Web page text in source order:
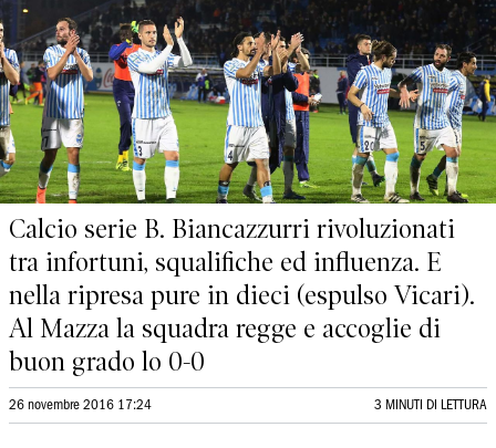
Calcio serie B. Biancazzurri rivoluzionati
tra infortuni, squalifiche ed influenza. E
nella ripresa pure in dieci (espulso Vicari).
Al Mazza la squadra regge e accoglie di
buon grado lo 0-0
26 novembre 2016 17:24 3 MINUTI DI LETTURA